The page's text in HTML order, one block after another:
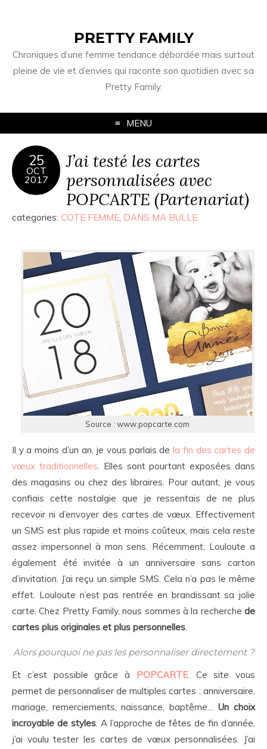
PRETTY FAMILY
Chroniques d’une femme tendance débordée mais surtout
pleine de vie et d’envies qui raconte son quotidien avec sa
Pretty Family.
MENU
25
OCT
2017
J’ai testé les cartes
personnalisées avec
POPCARTE (Partenariat)
categories: COTE FEMME, DANS MA BULLE
Source : www.popcarte.com
Il y a moins d’un an, je vous parlais dela fin des cartes de
vœux traditionnelles . Elles sont pourtant exposées dans
des magasins ou chez des libraires. Pour autant, je vous
confiais cette nostalgie que je ressentais de ne plus
recevoir ni d’envoyer des cartes de vœux. Effectivement
un SMS est plus rapide et moins coûteux, mais cela reste
assez impersonnel à mon sens. Récemment, Louloute a
également été invitée à un anniversaire sans carton
d’invitation. J’ai reçu un simple SMS. Cela n’a pas le même
effet. Louloute n’est pas rentrée en brandissant sa jolie
carte. Chez Pretty Family, nous sommes à la recherche de
cartes plus originales et plus personnelles
Alors pourquoi ne pas les personnaliser directement ?
Et c’est possible grâce à
POPCARTE. Ce site vous
permet de personnaliser de multiples cartes : anniversaire,
mariage, remerciements, naissance, baptême…Un choix
incroyable de styles. A l’approche de fêtes de fin d’année,
j’ai voulu tester les cartes de vœux personnalisées. J’ai